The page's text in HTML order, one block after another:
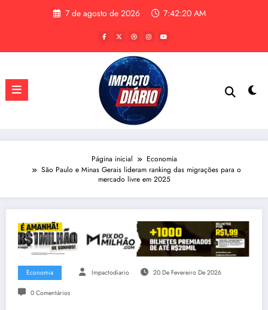
7 de agosto de 2026 7:42:20 AM
Página inicial
Economia
São Paulo e Minas Gerais lideram ranking das migrações para o
mercado livre em 2025
Economia Impactodiario 20 De Fevereiro De 2026
0 Comentários